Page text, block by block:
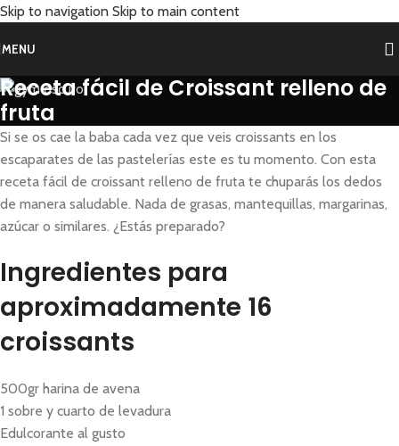
Skip to navigation Skip to main content
MENU
Receta fácil de Croissant relleno de
fruta
Si se os cae la baba cada vez que veis croissants en los
escaparates de las pastelerías este es tu momento. Con esta
receta fácil de croissant relleno de fruta te chuparás los dedos
de manera saludable. Nada de grasas, mantequillas, margarinas,
azúcar o similares. ¿Estás preparado?
Ingredientes para
aproximadamente 16
croissants
500gr harina de avena
1 sobre y cuarto de levadura
Edulcorante al gusto